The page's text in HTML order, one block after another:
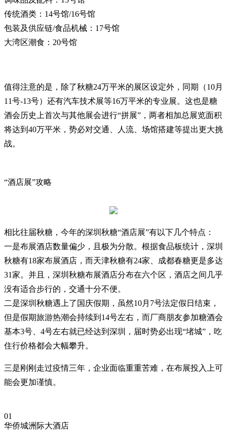
传统酒类：14号馆/16号馆
包装及供应链/食品机械：17号馆
大湾区潮食：20号馆
值得注意的是，除了秋糖24万平米的展区设定外，同期（10月
11号-13号）还有汽车技术展等16万平米的专业展。这也是糖
酒会历史上首次与其他展会进行“拼展”，两者相加总展览面积
将达到40万平米，势必对交通、人流、场馆搭建等提出更大挑
战。
“酒店展”攻略
相比往届秋糖，今年的深圳秋糖“酒店展”有以下几个特点：
一是布展酒店数量偏少，且极为分散。根据食品板统计，深圳
秋糖有18家布展酒店，而天津秋糖有24家、成都春糖更是多达
31家。并且，深圳秋糖布展酒店分布在六个区，酒店之间几乎
没有适合步行的，交通十分不便。
二是深圳秋糖遇上了国庆假期，虽然10月7号法定假日结束，
但是假期旅游热潮会持续到14号左右，而厂商朋友参加糖酒会
基本3号、4号左右就已经达到深圳，届时势必出现“堵城”，吃
住行价格都会大幅攀升。
三是刚刚走过疫情三年，企业面临重重苦难，在布展投入上可
能会更加谨慎。
01
华侨城洲际大酒店